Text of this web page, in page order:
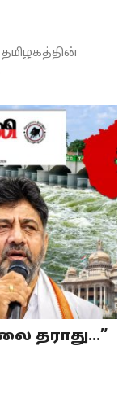
தமிழகத்தின்
தராது...”